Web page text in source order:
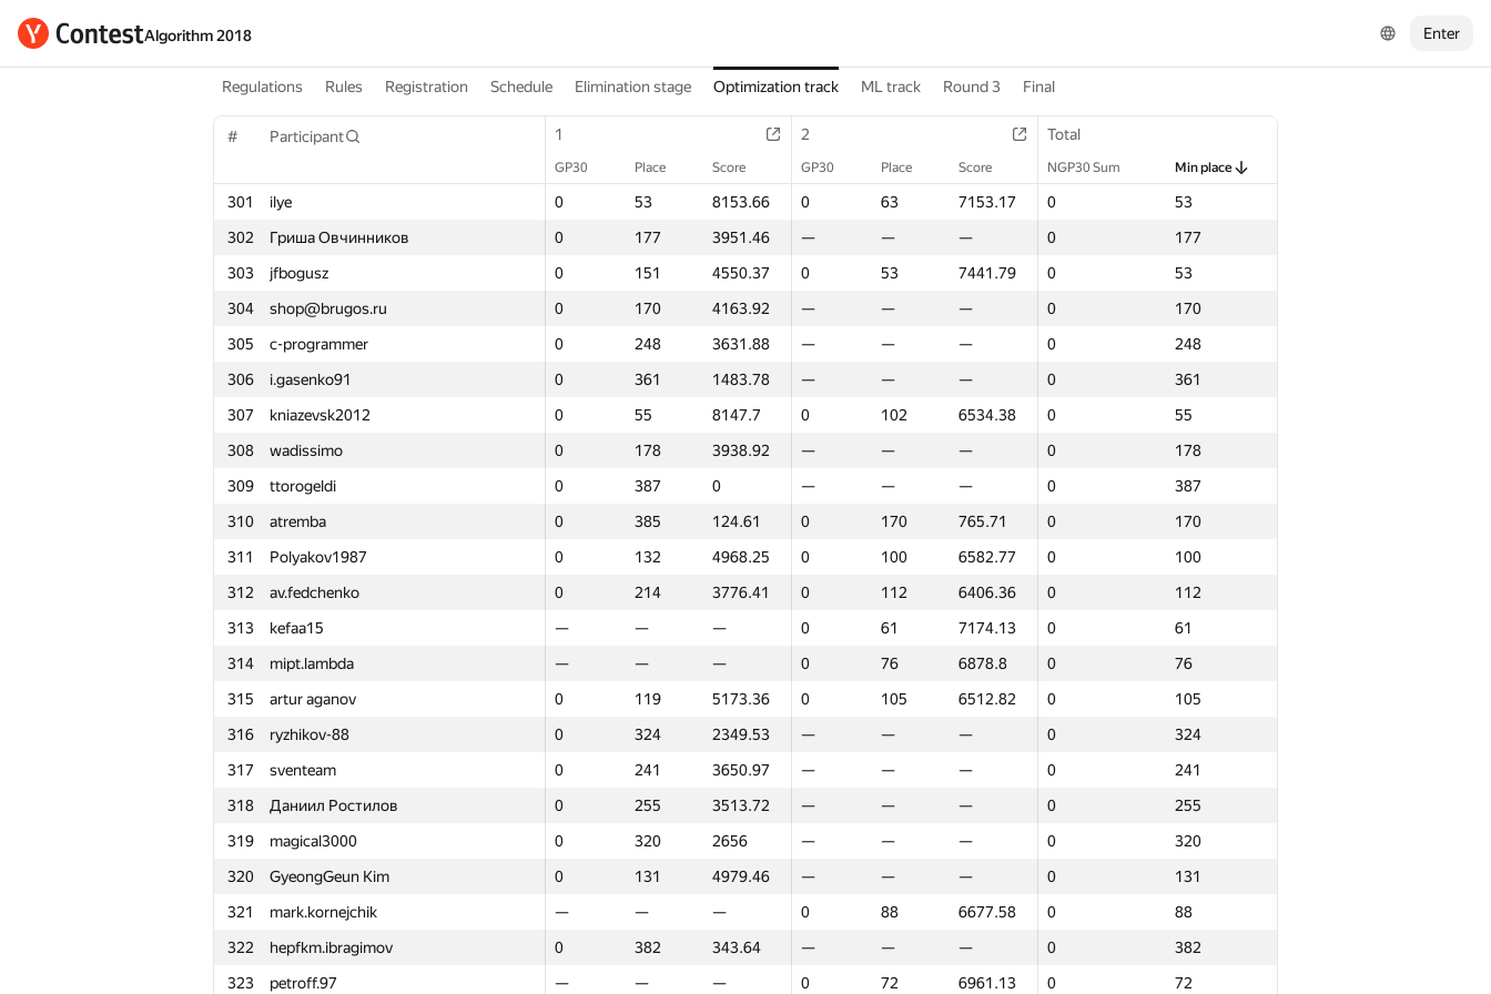
Algorithm 2018 Enter
Regulations Rules Registration Schedule Elimination stage Optimization track ML track Round 3 Final
# Participant 1 2 Total
GP30 Place Score GP30 Place Score NGP30 Sum Min place
301 ilye 0 53 8153.66 0 63 7153.17 0
53
302
Гриша Овчинников 0 177 3951.46 — — — 0
177
303
jfbogusz 0 151 4550.37 0 53 7441.79 0
53
304
shop@brugos.ru 0 170 4163.92 — — — 0
170
305
c-programmer 0 248 3631.88 — — — 0
248
306
i.gasenko91 0 361 1483.78 — — — 0
361
307
kniazevsk2012 0 55 8147.7 0 102 6534.38 0
55
308
wadissimo 0 178 3938.92 — — — 0
178
309
ttorogeldi 0 387 0 — — — 0
387
310
atremba 0 385 124.61 0 170 765.71 0
170
311
Polyakov1987 0 132 4968.25 0 100 6582.77 0
100
312
av.fedchenko 0 214 3776.41 0 112 6406.36 0
112
313
kefaa15 — — — 0 61 7174.13 0
61
314
mipt.lambda — — — 0 76 6878.8 0
76
315
artur aganov 0 119 5173.36 0 105 6512.82 0
105
316
ryzhikov-88 0 324 2349.53 — — — 0
324
317
sventeam 0 241 3650.97 — — — 0
241
318
Даниил Ростилов 0 255 3513.72 — — — 0
255
319
magical3000 0 320 2656 — — — 0
320
320
GyeongGeun Kim 0 131 4979.46 — — — 0
131
321
mark.kornejchik — — — 0 88 6677.58 0
88
322
hepfkm.ibragimov 0 382 343.64 — — — 0
382
323
petroff.97 — — — 0 72 6961.13 0
72
# Participant 1 Total
GP30 Place Score NGP30 Sum Min place